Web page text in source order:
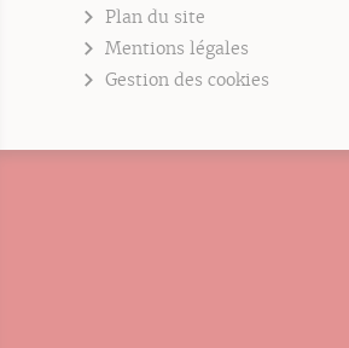
Plan du site
Mentions légales
Gestion des cookies